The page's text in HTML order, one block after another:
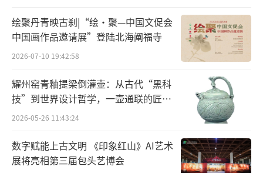
绘聚丹青映古刹|“绘·聚—中国文促会
中国画作品邀请展”登陆北海阐福寺
2026-07-10 19:42:58
耀州窑青釉提梁倒灌壶：从古代“黑科
技”到世界设计哲学，一壶通联的匠心
宇宙
2026-05-26 11:43:24
数字赋能上古文明 《印象红山》AI艺术
展将亮相第三届包头艺博会